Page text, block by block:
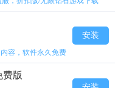
容，软件永久免费
安装
费版